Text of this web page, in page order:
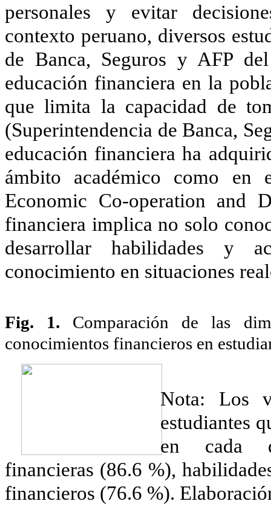
personales y evitar
contexto peruano, diversos
de Banca, Seguros y AFP
educación financiera en la
que limita la capacidad de
(Superintendencia de Banca,
educación financiera ha
ámbito académico como en
Economic Co-operation and
financiera implica no solo
desarrollar habilidades y
conocimiento en situaciones
Fig. 1. Comparación de las
conocimientos financieros en
Nota: Los
estudiantes
en cada
financieras (86.6 %),
financieros (76.6 %).